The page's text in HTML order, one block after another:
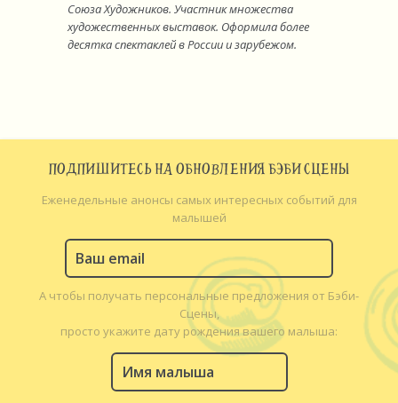
Союза Художников. Участник множества
художественных выставок. Оформила более
десятка спектаклей в России и зарубежом.
ПОДПИШИТЕСЬ НА ОБНОВЛЕНИЯ БЭБИ СЦЕНЫ
Еженедельные анонсы самых интересных событий для
малышей
А чтобы получать персональные предложения от Бэби-
Сцены,
просто укажите дату рождения вашего малыша: